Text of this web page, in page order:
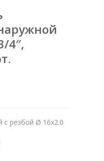
4″,
резбой Ø 16х2.0